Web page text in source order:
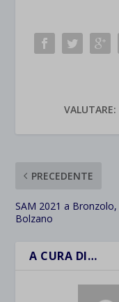
VALUTARE:
PRECEDENTE
SAM 2021 a Bronzolo,
Bolzano
A CURA DI…